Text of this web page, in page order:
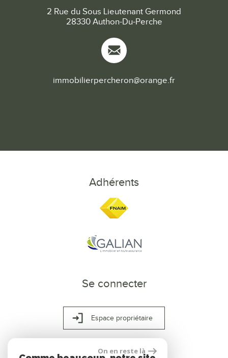
2 Rue du Sous Lieutenant Germond
28330 Authon-Du-Perche
immobilierpercheron@orange.fr
Adhérents
Se connecter
Espace propriétaire
On en reste là